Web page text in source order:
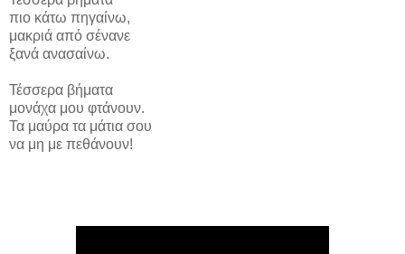
πιο κάτω πηγαίνω,
μακριά από σένανε
ξανά ανασαίνω.
Τέσσερα βήματα
μονάχα μου φτάνουν.
Τα μαύρα τα μάτια σου
να μη με πεθάνουν!